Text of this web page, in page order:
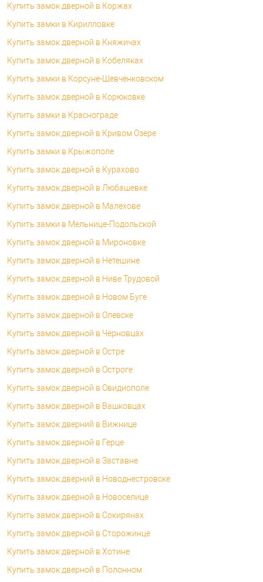
Купить замок дверной в Коржах
Купить замки в Кирилловке
Купить замок дверной в Княжичах
Купить замок дверной в Кобеляках
Купить замки в Корсуне-Шевченковском
Купить замок дверной в Корюковке
Купить замки в Краснограде
Купить замок дверной в Кривом Озере
Купить замки в Крыжополе
Купить замок дверной в Курахово
Купить замок дверной в Любашевке
Купить замок дверной в Малехове
Купить замки в Мельнице-Подольской
Купить замок дверной в Мироновке
Купить замок дверной в Нетешине
Купить замок дверной в Ниве Трудовой
Купить замок дверной в Новом Буге
Купить замок дверной в Олевске
Купить замок дверной в Черновцах
Купить замок дверной в Остре
Купить замок дверной в Остроге
Купить замок дверной в Овидиополе
Купить замок дверной в Вашковцах
Купить замок дверний в Вижнице
Купить замок дверной в Герце
Купить замок дверной в Заставне
Купить замок дверний в Новоднестровске
Купить замок дверной в Новоселице
Купить замок дверной в Сокирянах
Купить замок дверной в Сторожинце
Купить замок дверной в Хотине
Купить замок дверной в Полонном